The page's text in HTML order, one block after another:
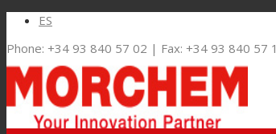
ES
Phone: +34 93 840 57 02 | Fax: +34 93 840 57